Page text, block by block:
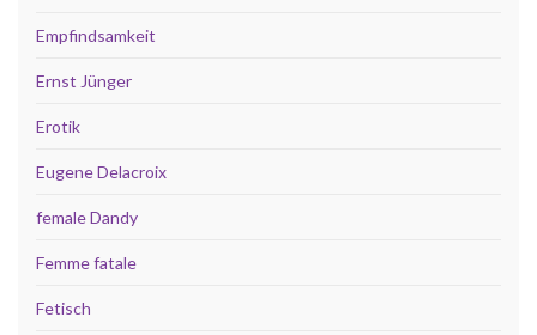
Empfindsamkeit
Ernst Jünger
Erotik
Eugene Delacroix
female Dandy
Femme fatale
Fetisch